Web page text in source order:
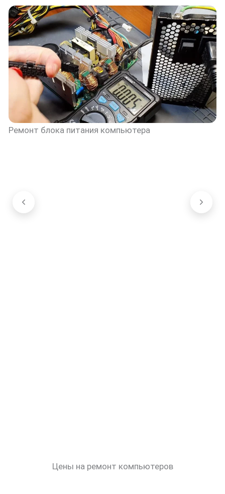
Ремонт блока питания компьютера
Цены на ремонт компьютеров